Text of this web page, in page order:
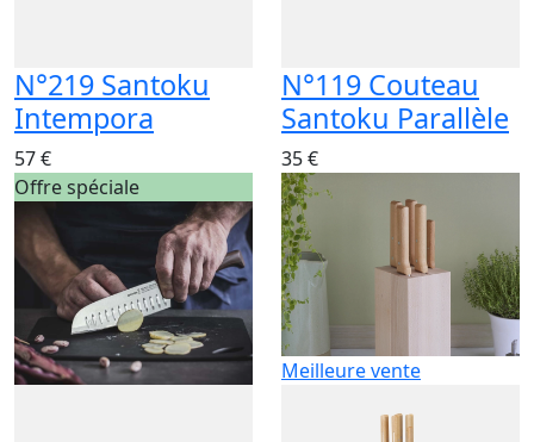
N°219 Santoku
Intempora
57 €
N°119 Couteau
Santoku Parallèle
35 €
Offre spéciale
Meilleure vente